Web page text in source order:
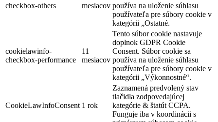
checkbox-others
mesiacov používa na uloženie súhlasu
používateľa pre súbory cookie v
kategórii „Ostatné.
cookielawinfo-
checkbox-performance
11
mesiacov
Tento súbor cookie nastavuje
doplnok GDPR Cookie
Consent. Súbor cookie sa
používa na uloženie súhlasu
používateľa pre súbory cookie v
kategórii „Výkonnostné“.
CookieLawInfoConsent 1 rok
Zaznamená predvolený stav
tlačidla zodpovedajúcej
kategórie & štatút CCPA.
Funguje iba v koordinácii s